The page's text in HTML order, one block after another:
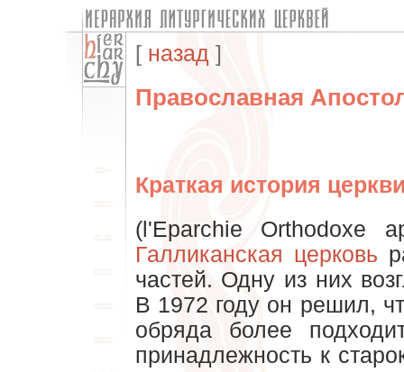
[ назад ]
Православная
Краткая история
(l'Eparchie Orthodoxe
Галликанская церковь
частей. Одну из них
В 1972 году он решил,
обряда более
принадлежность к